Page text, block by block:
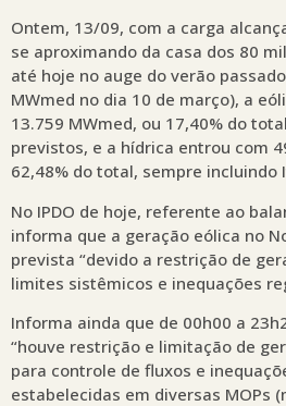
Ontem, 13/09, com a carga
se aproximando da casa dos 80
até hoje no auge do verão
MWmed no dia 10 de março), a
13.759 MWmed, ou 17,40% do
previstos, e a hídrica entrou com
62,48% do total, sempre incluindo
No IPDO de hoje, referente ao
informa que a geração eólica no
prevista “devido a restrição de
limites sistêmicos e inequações
Informa ainda que de 00h00 a
“houve restrição e limitação de
para controle de fluxos e
estabelecidas em diversas MOPs